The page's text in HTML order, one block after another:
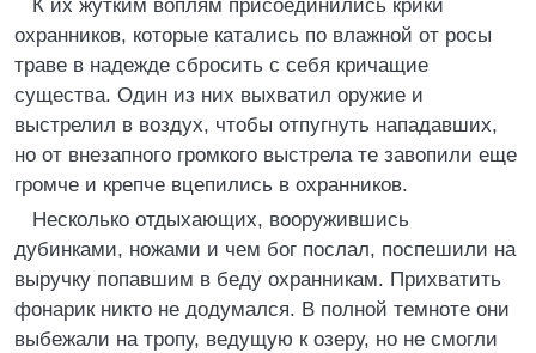
К их жутким воплям присоединились крики
охранников, которые катались по влажной от росы
траве в надежде сбросить с себя кричащие
существа. Один из них выхватил оружие и
выстрелил в воздух, чтобы отпугнуть нападавших,
но от внезапного громкого выстрела те завопили еще
громче и крепче вцепились в охранников.
Несколько отдыхающих, вооружившись
дубинками, ножами и чем бог послал, поспешили на
выручку попавшим в беду охранникам. Прихватить
фонарик никто не додумался. В полной темноте они
выбежали на тропу, ведущую к озеру, но не смогли